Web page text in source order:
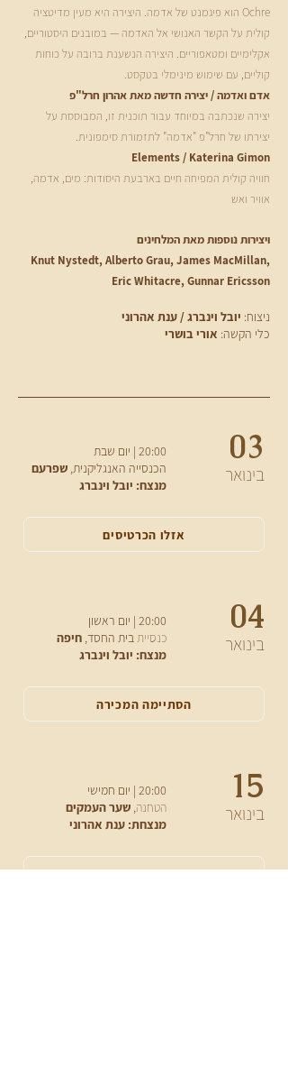
Ochre הוא פיגמנט של אדמה. היצירה היא מעין מדיטציה
קולית על הקשר האנושי אל האדמה — במובנים היסטוריים,
אקלימיים ומטאפוריים. היצירה הנשענת ברובה על כוחות
קוליים, עם שימוש מינימלי בטקסט.
אדם ואדמה / יצירה חדשה מאת אהרון חרל"פ
יצירה שנכתבה במיוחד עבור תוכנית זו, המבוססת על
יצירתו של חרל"פ "אדמה" לתזמורת סימפונית.
Elements / Katerina Gimon
חוויה קולית המפיחה חיים בארבעת היסודות: מים, אדמה,
אוויר ואש
ויצירות נוספות מאת המלחינים
Knut Nystedt, Alberto Grau, James MacMillan,
Eric Whitacre, Gunnar Ericsson
ניצוח: יובל וינברג / ענת אהרוני
כלי הקשה: אורי בושרי
20:00 | יום שבת
הכנסייה האנגליקנית, שפרעם
מנצח: יובל וינברג
03
בינואר
אזלו הכרטיסים
20:00 | יום ראשון
כנסייתבית החסד, חיפה
מנצח: יובל וינברג
04
בינואר
הסתיימה המכירה
20:00 | יום חמישי
הטחנה, שער העמקים
מנצחת: ענת אהרוני
15
בינואר
אזלו הכרטיסים